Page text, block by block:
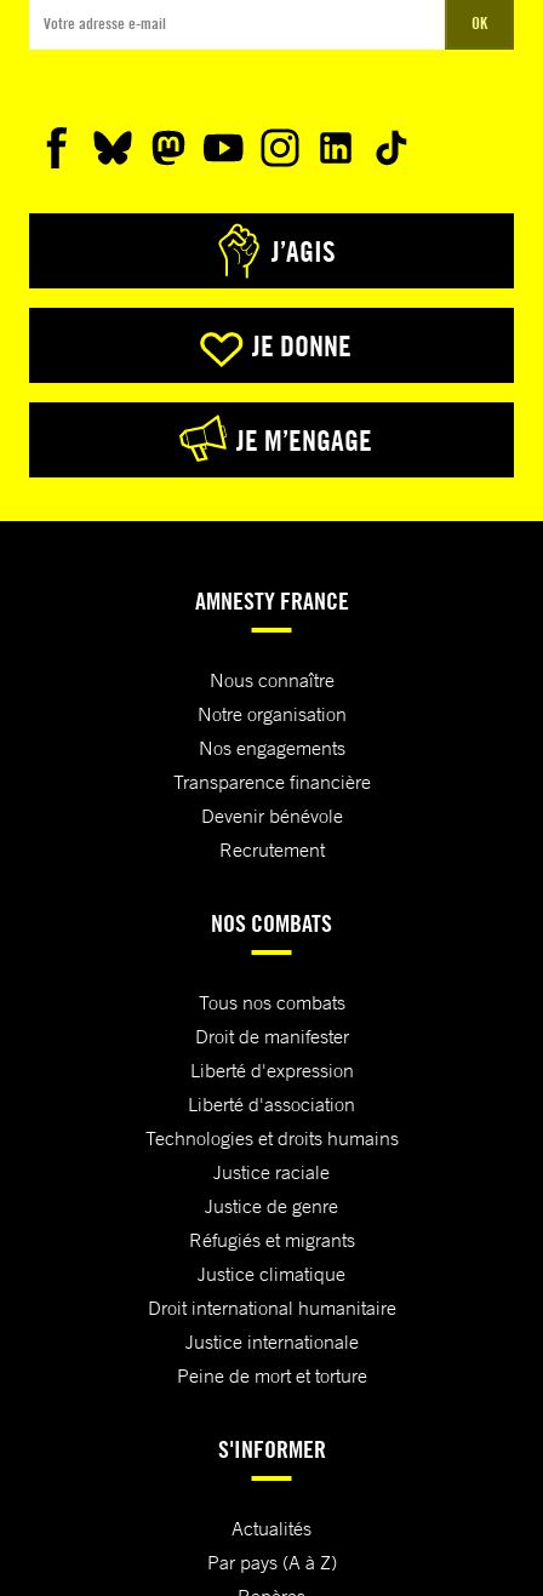
OK
J’AGIS
JE DONNE
JE M’ENGAGE
AMNESTY FRANCE
Nous connaître
Notre organisation
Nos engagements
Transparence financière
Devenir bénévole
Recrutement
NOS COMBATS
Tous nos combats
Droit de manifester
Liberté d'expression
Liberté d'association
Technologies et droits humains
Justice raciale
Justice de genre
Réfugiés et migrants
Justice climatique
Droit international humanitaire
Justice internationale
Peine de mort et torture
S'INFORMER
Actualités
Par pays (A à Z)